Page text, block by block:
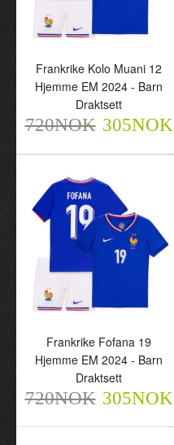
Frankrike Konate 13
Draktsett
720NOK 305NOK
Frankrike Kolo Muani 12
Hjemme EM 2024 - Barn
720NOK 305NOK
Frankrike Kolo Muani 12
Hjemme EM 2024 - Barn
Draktsett
720NOK 305NOK
Frankrike Fofana 19
Hjemme EM 2024 - Barn
Draktsett
720NOK 305NOK